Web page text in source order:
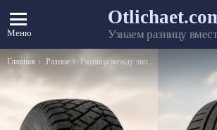
Меню Узнаем разницу
Вы здесь:
Главная Разное Разница между экокожей и искусственной кожей